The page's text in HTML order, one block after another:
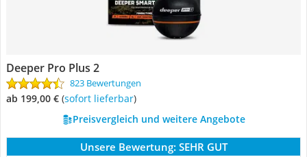
Deeper Pro Plus 2
823 Bewertungen
ab 199,00 € ( Sofort lieferbar)
Preisvergleich und weitere Angebote
Unsere Bewertung: SEHR GUT